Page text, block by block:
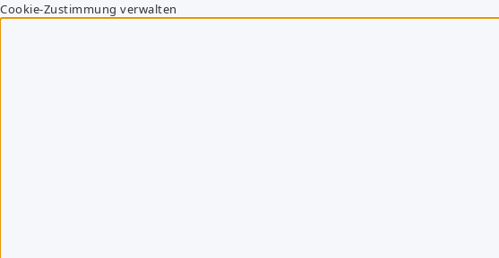
Cookie-Zustimmung verwalten